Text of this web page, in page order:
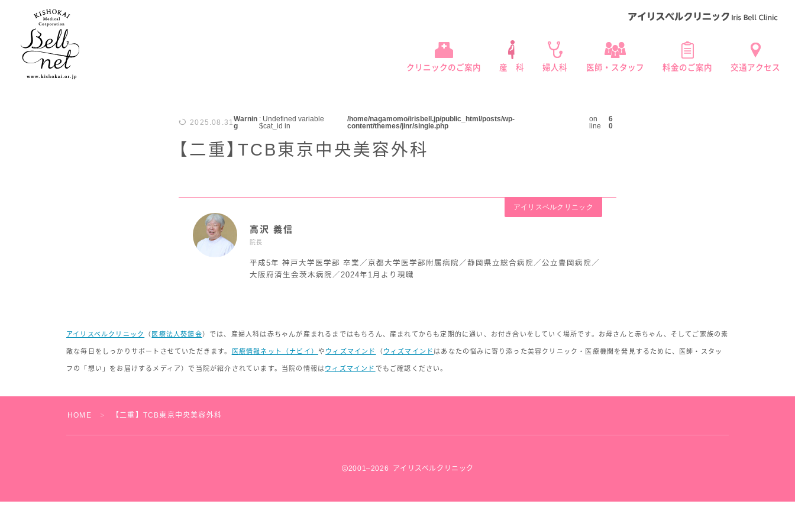
クリニックのご案内 産 科 婦人科 医師・スタッフ 料金のご案内 交通アクセス
2025.08.31Warnin
g
: Undefined variable
$cat_id in
/home/nagamomo/irisbell.jp/public_html/posts/wp-
content/themes/jinr/single.php
on
line
6
0
【二重】TCB東京中央美容外科
アイリスベルクリニック
高沢 義信
院長
平成5年 神戸大学医学部 卒業／京都大学医学部附属病院／静岡県立総合病院／公立豊岡病院／
大阪府済生会茨木病院／2024年1月より現職
アイリスベルクリニック （ 医療法人葵鐘会）では、産婦人科は赤ちゃんが産まれるまではもちろん、産まれてからも定期的に通い、お付き合いをしていく場所です。お母さんと赤ちゃん、そしてご家族の素
敵な毎日をしっかりサポートさせていただきます。 医療情報ネット（ナビイ） や ウィズマインド （ ウィズマインド はあなたの悩みに寄り添った美容クリニック・医療機関を発見するために、医師・スタッ
フの「想い」をお届けするメディア）で当院が紹介されています。当院の情報は ウィズマインド でもご確認ください。
HOME ＞ 【二重】TCB東京中央美容外科
2001–2026 アイリスベルクリニック